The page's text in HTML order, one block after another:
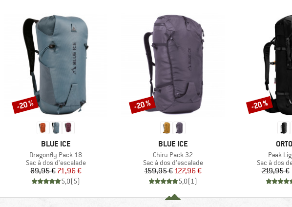
MARQUE
BLUE ICE
Article
Dragonfly Pack 18
Product group
Sac à dos d'escalade
Prix
89,95 €Prix réduit
71,96 €
5,0(5)
Remise
-20 %
MARQUE
BLUE ICE
Article
Chiru Pack 32
Product group
Sac à dos d'escalade
Prix
159,95 €Prix réduit
127,96 €
5,0(1)
Remise
-20 %
Article
Peak
Product
Sac à dos
219,95 €
Remise
-20 %